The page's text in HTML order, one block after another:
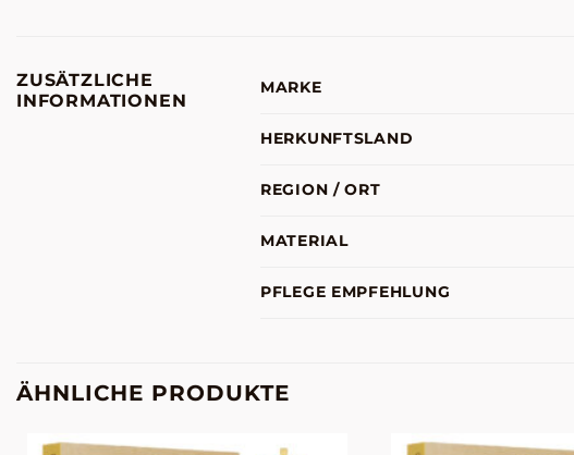
ZUSÄTZLICHE
INFORMATIONEN
MARKE
HERKUNFTSLAND
REGION / ORT
MATERIAL
PFLEGE EMPFEHLUNG
ÄHNLICHE PRODUKTE